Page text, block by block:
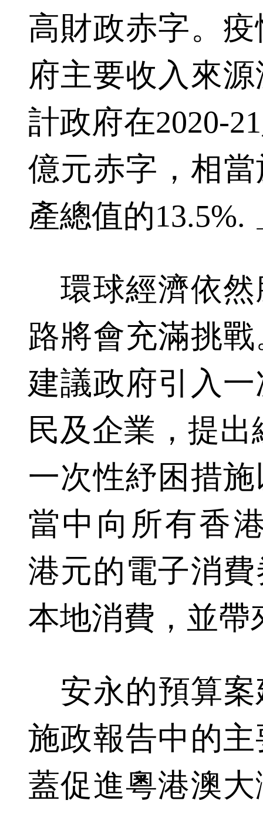
高財政赤字。
府主要收入來
計政府在2020-
億元赤字，相
產總值的13.5%.
環球經濟依然
路將會充滿挑
建議政府引入
民及企業，提出
一次性紓困措
當中向所有香
港元的電子消
本地消費，並帶
安永的預算案
施政報告中的
蓋促進粵港澳